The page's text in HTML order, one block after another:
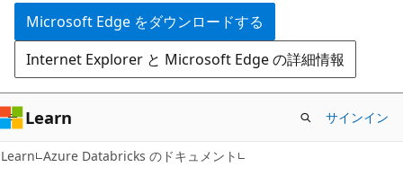
ツ
に
ス
キ
ッ
プ
Microsoft Edge をダウンロードする
Internet Explorer と Microsoft Edge の詳細情報
Learn サインイン
Learn Azure Databricks のドキュメント